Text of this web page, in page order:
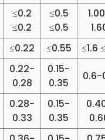
≤0.2
≤0.2
≤0.5
≤0.5
≤0.22 ≤0.55 ≤1.6
0.22-
0.28
0.15-
0.35
0.6-
0.28-
0.33
0.15-
0.35